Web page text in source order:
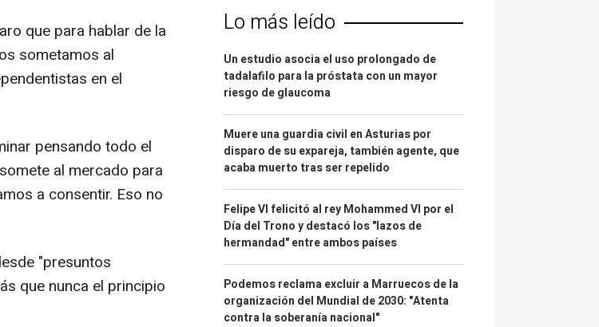
que para hablar de la
sometamos al
en el
pensando todo el
al mercado para
a consentir. Eso no
"presuntos
que nunca el principio
Lo más leído
Un estudio asocia el uso prolongado de
tadalafilo para la próstata con un mayor
riesgo de glaucoma
Muere una guardia civil en Asturias por
disparo de su expareja, también agente, que
acaba muerto tras ser repelido
Felipe VI felicitó al rey Mohammed VI por el
Día del Trono y destacó los "lazos de
hermandad" entre ambos países
Podemos reclama excluir a Marruecos de la
organización del Mundial de 2030: "Atenta
contra la soberanía nacional"